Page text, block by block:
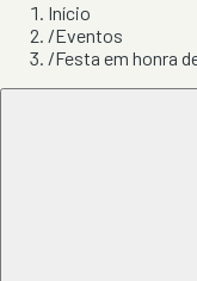
Início
/Eventos
/Festa em honra